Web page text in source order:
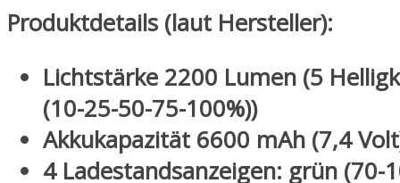
Produktdetails (laut Hersteller):
Lichtstärke 2200 Lumen (5
(10-25-50-75-100%))
Akkukapazität 6600 mAh (7,4
4 Ladestandsanzeigen: grün (70-